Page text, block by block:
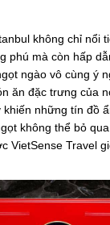
không chỉ nổi
phú mà còn hấp
ngào vô cùng ý
ăn đặc trưng của
khiến những tín đồ
không thể bỏ
VietSense Travel